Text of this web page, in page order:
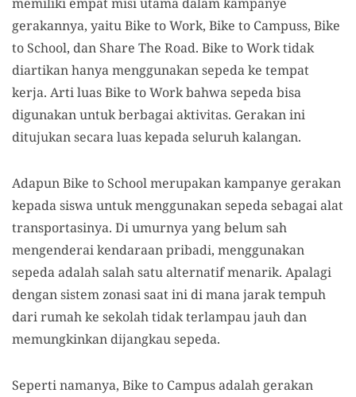
gerakannya, yaitu Bike to Work, Bike to Campuss, Bike
to School, dan Share The Road. Bike to Work tidak
diartikan hanya menggunakan sepeda ke tempat
kerja. Arti luas Bike to Work bahwa sepeda bisa
digunakan untuk berbagai aktivitas. Gerakan ini
ditujukan secara luas kepada seluruh kalangan.
Adapun Bike to School merupakan kampanye gerakan
kepada siswa untuk menggunakan sepeda sebagai alat
transportasinya. Di umurnya yang belum sah
mengenderai kendaraan pribadi, menggunakan
sepeda adalah salah satu alternatif menarik. Apalagi
dengan sistem zonasi saat ini di mana jarak tempuh
dari rumah ke sekolah tidak terlampau jauh dan
memungkinkan dijangkau sepeda.
Seperti namanya, Bike to Campus adalah gerakan